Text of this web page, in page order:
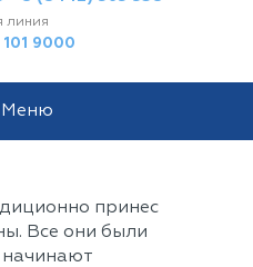
линия
9000
Меню
принес
Все они были